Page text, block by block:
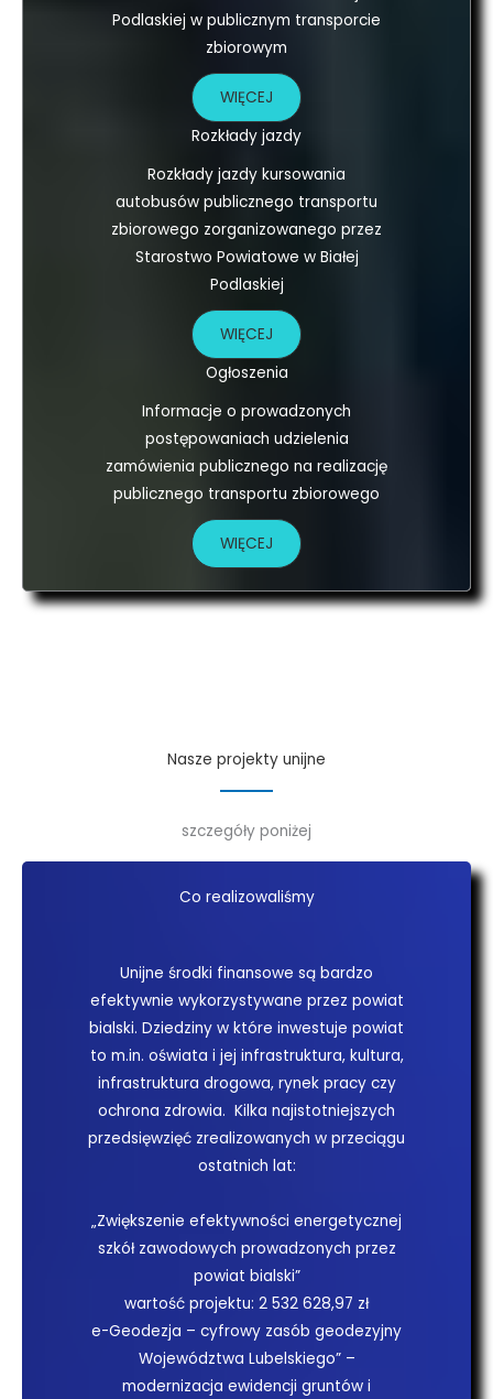
Podlaskiej w publicznym transporcie
zbiorowym
WIĘCEJ
Rozkłady jazdy
Rozkłady jazdy kursowania
autobusów publicznego transportu
zbiorowego zorganizowanego przez
Starostwo Powiatowe w Białej
Podlaskiej
WIĘCEJ
Ogłoszenia
Informacje o prowadzonych
postępowaniach udzielenia
zamówienia publicznego na realizację
publicznego transportu zbiorowego
WIĘCEJ
Nasze projekty unijne
szczegóły poniżej
Co realizowaliśmy
Unijne środki finansowe są bardzo
efektywnie wykorzystywane przez powiat
bialski. Dziedziny w które inwestuje powiat
to m.in. oświata i jej infrastruktura, kultura,
infrastruktura drogowa, rynek pracy czy
ochrona zdrowia. Kilka najistotniejszych
przedsięwzięć zrealizowanych w przeciągu
ostatnich lat:
„Zwiększenie efektywności energetycznej
szkół zawodowych prowadzonych przez
powiat bialski”
wartość projektu: 2 532 628,97 zł
e-Geodezja – cyfrowy zasób geodezyjny
Województwa Lubelskiego” –
modernizacja ewidencji gruntów i